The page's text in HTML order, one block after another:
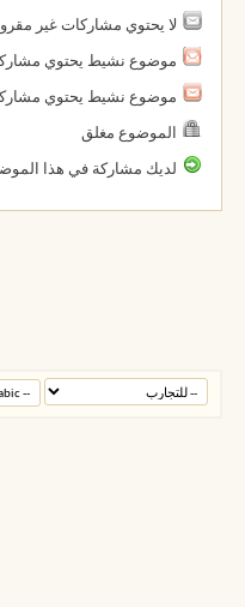
لا يحتوي مشاركات غير
موضوع نشيط يحتوي
موضوع نشيط يحتوي
الموضوع مغلق
لديك مشاركة في هذا